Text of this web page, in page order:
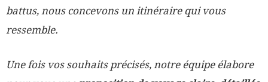
battus, nous concevons un itinéraire qui vous
ressemble.
Une fois vos souhaits précisés, notre équipe élabore